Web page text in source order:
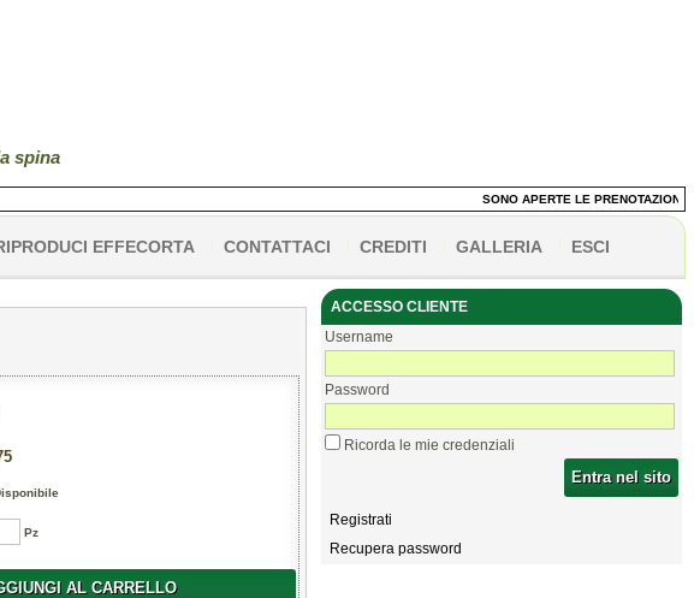
spina
SONO APERTE LE PRENOTAZIONI
EFFECORTA CONTATTACI CREDITI GALLERIA ESCI
Pz
AL CARRELLO
ACCESSO CLIENTE
Username
Password
Ricorda le mie credenziali
Entra nel sito
Registrati
Recupera password